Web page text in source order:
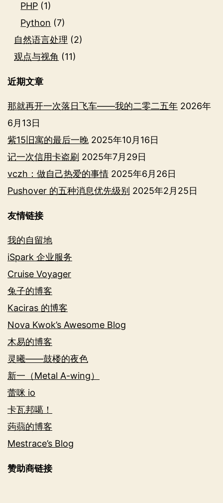
PHP (1)
Python (7)
自然语言处理 (2)
观点与视角 (11)
近期文章
那就再开一次落日飞车——我的二零二五年 2026年
6月13日
紫15旧寓的最后一晚 2025年10月16日
记一次信用卡盗刷 2025年7月29日
vczh：做自己热爱的事情 2025年6月26日
Pushover 的五种消息优先级别 2025年2月25日
友情链接
我的自留地
iSpark 企业服务
Cruise Voyager
兔子的博客
Kaciras 的博客
Nova Kwok’s Awesome Blog
木易的博客
灵曦——鼓楼的夜色
新一（Metal A-wing）
蕾咪 io
卡瓦邦噶！
蒟蒻的博客
Mestrace’s Blog
赞助商链接